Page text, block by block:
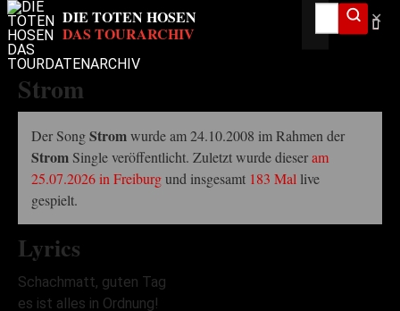
✕
Strom
Der SongStromwurde am 24.10.2008 im Rahmen der
StromSingle veröffentlicht. Zuletzt wurde dieseram
25.07.2026 in Freiburgund insgesamt 183 Mal live
gespielt.
Lyrics
Schachmatt, guten Tag
es ist alles in Ordnung!